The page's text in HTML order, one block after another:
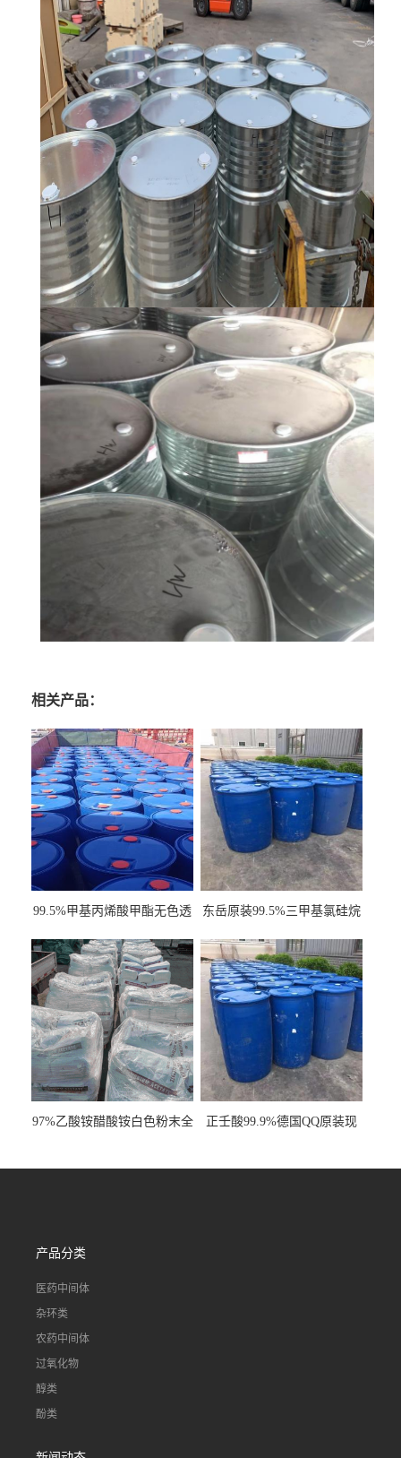
相关产品：
99.5%甲基丙烯酸甲酯无色透
东岳原装99.5%三甲基氯硅烷
97%乙酸铵醋酸铵白色粉末全
正壬酸99.9%德国QQ原装现
产品分类
医药中间体
杂环类
农药中间体
过氧化物
醇类
酚类